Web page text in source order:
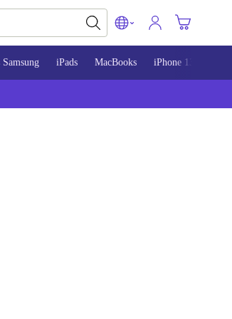
Samsung iPads MacBooks iPhone 13